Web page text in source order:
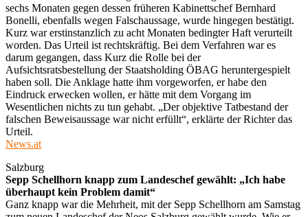
sechs Monaten gegen dessen früheren Kabinettschef Bernhard
Bonelli, ebenfalls wegen Falschaussage, wurde hingegen bestätigt.
Kurz war erstinstanzlich zu acht Monaten bedingter Haft verurteilt
worden. Das Urteil ist rechtskräftig. Bei dem Verfahren war es
darum gegangen, dass Kurz die Rolle bei der
Aufsichtsratsbestellung der Staatsholding ÖBAG heruntergespielt
haben soll. Die Anklage hatte ihm vorgeworfen, er habe den
Eindruck erwecken wollen, er hätte mit dem Vorgang im
Wesentlichen nichts zu tun gehabt. „Der objektive Tatbestand der
falschen Beweisaussage war nicht erfüllt“, erklärte der Richter das
Urteil.
News.at
Salzburg
Sepp Schellhorn knapp zum Landeschef gewählt: „Ich habe
überhaupt kein Problem damit“
Ganz knapp war die Mehrheit, mit der Sepp Schellhorn am Samstag